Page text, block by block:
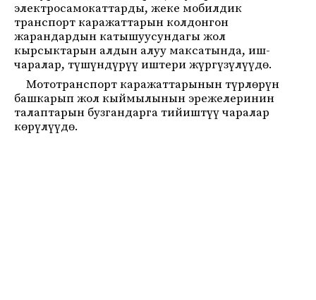
электросамокаттарды, жеке мобилдик
транспорт каражаттарын колдонгон
жарандардын катышуусундагы жол
кырсыктарын алдын алуу максатында, иш-
чаралар, түшүндүрүү иштери жүргүзүлүүдө.
Мототранспорт каражаттарынын түрлөрүн
башкарып жол кыймылынын эрежелеринин
талаптарын бузгандарга тийиштүү чаралар
көрүлүүдө.